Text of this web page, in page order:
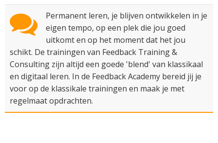
Permanent leren, je blijven ontwikkelen in je
eigen tempo, op een plek die jou goed
uitkomt en op het moment dat het jou
schikt. De trainingen van Feedback Training &
Consulting zijn altijd een goede 'blend' van klassikaal
en digitaal leren. In de Feedback Academy bereid jij je
voor op de klassikale trainingen en maak je met
regelmaat opdrachten.